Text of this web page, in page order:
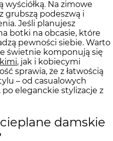
wyściółką. Na zimowe
grubszą podeszwą i
Jeśli planujesz
botki na obcasie, które
pewności siebie. Warto
świetnie komponują się
, jak i kobiecymi
sprawia, że z łatwością
– od casualowych
, po eleganckie stylizacje z
damskie